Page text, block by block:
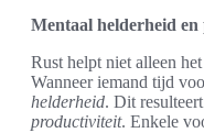
Mentaal helderheid
Rust helpt niet alleen
Wanneer iemand tijd
helderheid. Dit
productiviteit. Enkele